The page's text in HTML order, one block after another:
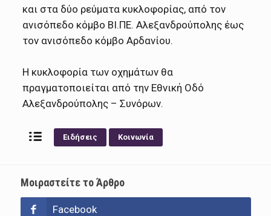
και στα δύο ρεύματα κυκλοφορίας, από τον
ανισόπεδο κόμβο ΒΙ.ΠΕ. Αλεξανδρούπολης έως
τον ανισόπεδο κόμβο Αρδανίου.
Η κυκλοφορία των οχημάτων θα
πραγματοποιείται από την Εθνική Οδό
Αλεξανδρούπολης – Συνόρων.
Ειδήσεις Κοινωνία
Μοιραστείτε το Άρθρο
Facebook